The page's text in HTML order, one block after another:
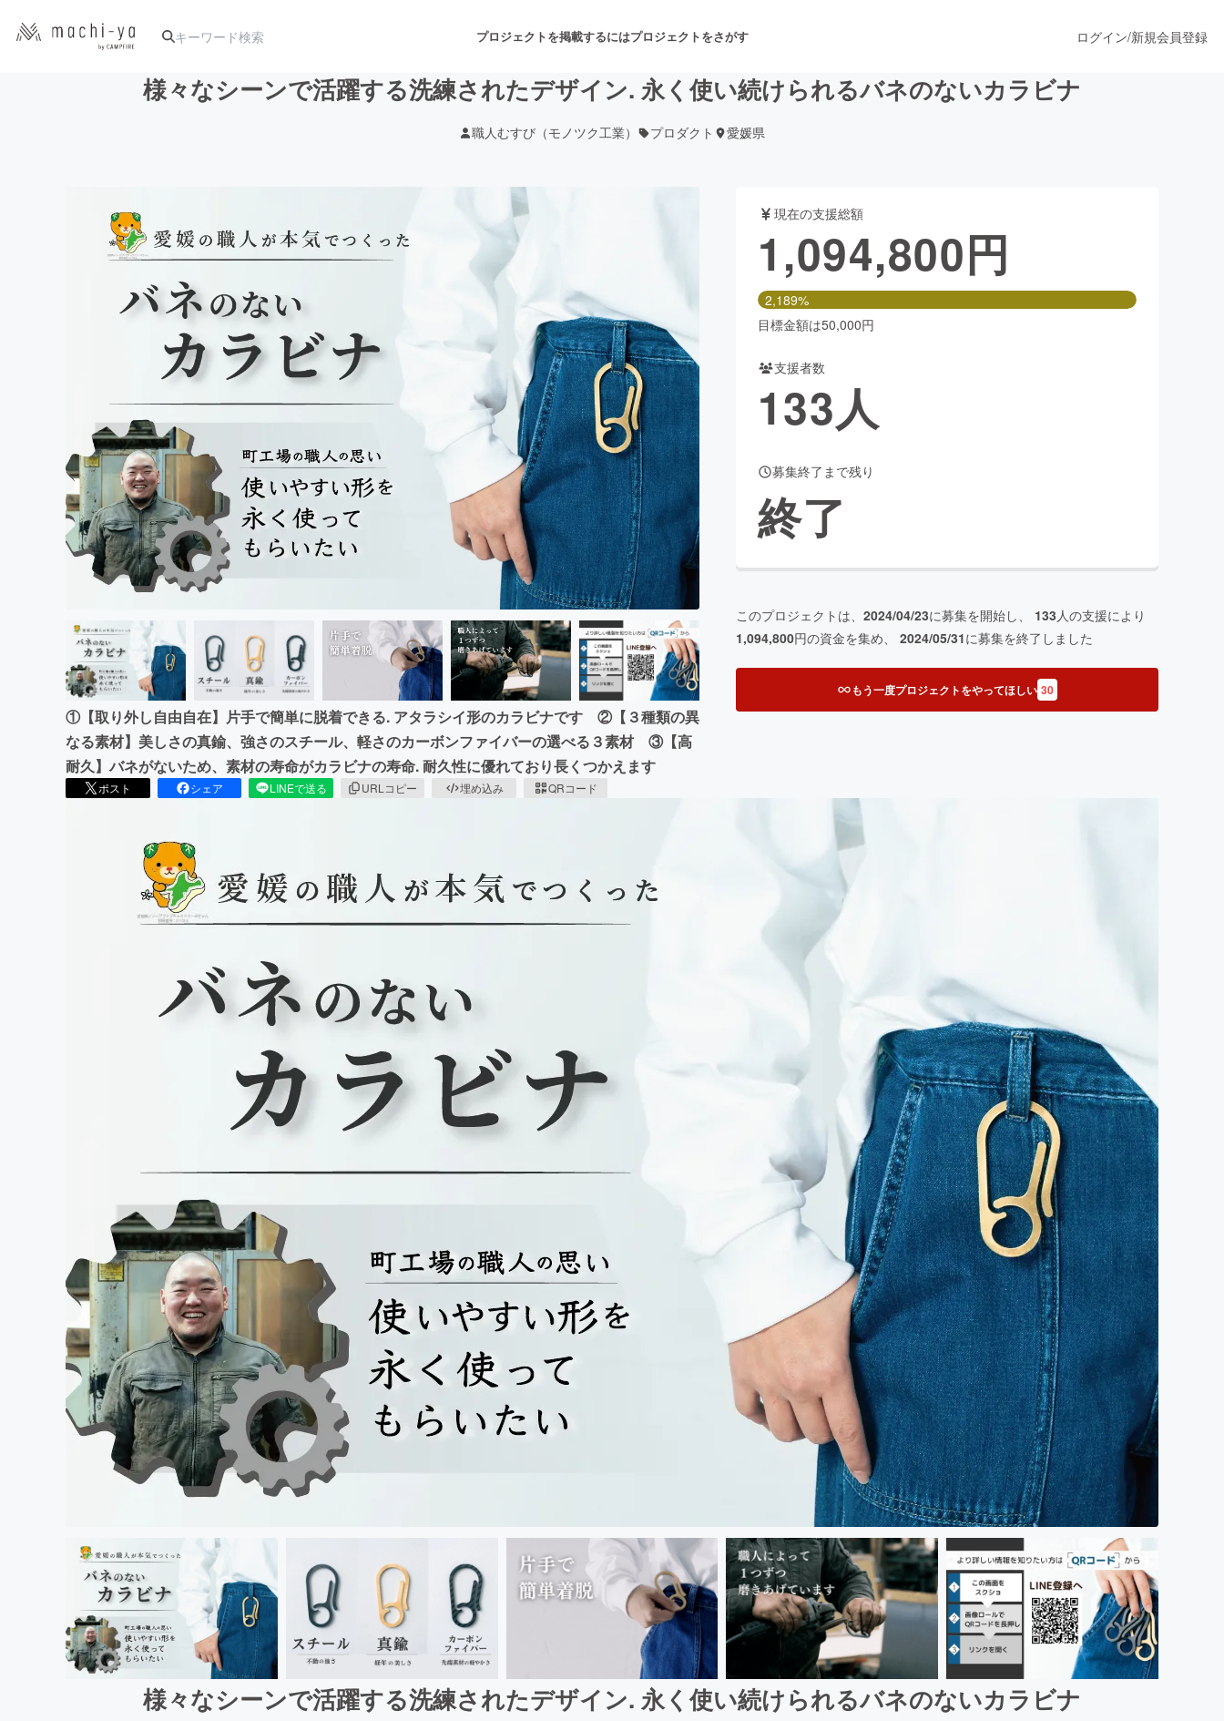
プロジェクトを掲載するにはプロジェクトをさがす
舞台・パフォーマンス
ゲーム・サービス開発 ファッション
映像・映画
ビジネス・起業 ビューティー・ヘルスケア
まちづくり・地域活性化
CAMPFIRE for Social GoodCAMPFIRE Creation
CAMPFIREふるさと納税 machi-yaコミュニティ
ログイン/新規会員登録
様々なシーンで活躍する洗練されたデザイン. 永く使い続けられるバネのないカラビナ
職人むすび（モノツク工業） プロダクト 愛媛県
①【取り外し自由自在】片手で簡単に脱着できる. アタラシイ形のカラビナです ②【３種類の異
なる素材】美しさの真鍮、強さのスチール、軽さのカーボンファイバーの選べる３素材 ③【高
耐久】バネがないため、素材の寿命がカラビナの寿命. 耐久性に優れており長くつかえます
ポスト シェア LINEで送る URLコピー 埋め込み QRコード
現在の支援総額
1,094,800円
2,189%
目標金額は50,000円
支援者数
133人
募集終了まで残り
終了
このプロジェクトは、 2024/04/23に募集を開始し、 133人の支援により
1,094,800円の資金を集め、 2024/05/31に募集を終了しました
もう一度プロジェクトをやってほしい 30
様々なシーンで活躍する洗練されたデザイン. 永く使い続けられるバネのないカラビナ